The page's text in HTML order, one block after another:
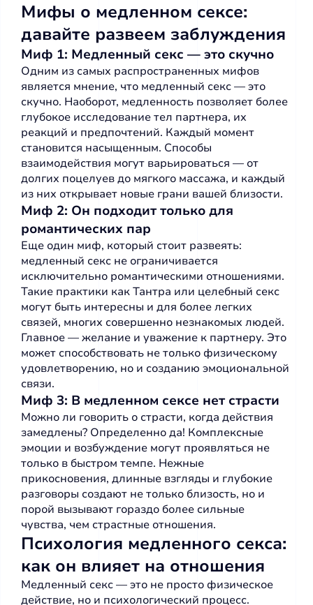
Мифы о медленном сексе:
давайте развеем заблуждения
Миф 1: Медленный секс — это скучно
Одним из самых распространенных мифов
является мнение, что медленный секс — это
скучно. Наоборот, медленность позволяет более
глубокое исследование тел партнера, их
реакций и предпочтений. Каждый момент
становится насыщенным. Способы
взаимодействия могут варьироваться — от
долгих поцелуев до мягкого массажа, и каждый
из них открывает новые грани вашей близости.
Миф 2: Он подходит только для
романтических пар
Еще один миф, который стоит развеять:
медленный секс не ограничивается
исключительно романтическими отношениями.
Такие практики как Тантра или целебный секс
могут быть интересны и для более легких
связей, многих совершенно незнакомых людей.
Главное — желание и уважение к партнеру. Это
может способствовать не только физическому
удовлетворению, но и созданию эмоциональной
связи.
Миф 3: В медленном сексе нет страсти
Можно ли говорить о страсти, когда действия
замедлены? Определенно да! Комплексные
эмоции и возбуждение могут проявляться не
только в быстром темпе. Нежные
прикосновения, длинные взгляды и глубокие
разговоры создают не только близость, но и
порой вызывают гораздо более сильные
чувства, чем страстные отношения.
Психология медленного секса:
как он влияет на отношения
Медленный секс — это не просто физическое
действие, но и психологический процесс.